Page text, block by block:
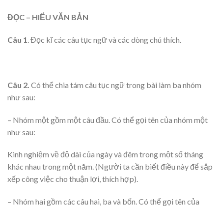
ĐỌC – HIỂU VĂN BẢN
Câu 1. Đọc kĩ các câu tục ngữ và các dòng chú thích.
Câu 2. Có thể chia tám câu tục ngữ trong bài làm ba nhóm
như sau:
– Nhóm một gồm một câu đầu. Có thể gọi tên của nhóm một
như sau:
Kinh nghiệm về độ dài của ngày và đêm trong một số tháng
khác nhau trong một năm. (Người ta cần biết điều này để sắp
xếp công việc cho thuận lợi, thích hợp).
– Nhóm hai gồm các câu hai, ba và bốn. Có thể gọi tên của